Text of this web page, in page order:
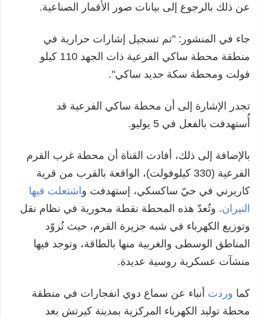
عن ذلك بالرجوع إلى بيانات صور الأقمار الصناعية.
جاء في المنشور: "تم تسجيل إشارات حرارية في
منطقة محطة ساكي الفرعية ذات الجهد 110 كيلو
فولت ومحطة سكة حديد ساكي".
تجدر الإشارة إلى أن محطة ساكي الفرعية قد
أُستهدفت بالفعل في 5 يوليو.
بالإضافة إلى ذلك، أفادت القناة أن محطة غرب القرم
الفرعية (330 كيلوفولت)، الواقعة بالقرب من قرية
كاريرني في حيّ ساكسكي، إستهدفت و اشتعلت فيها
النيران. وتُعدّ هذه المحطة نقطة محورية في نظام نقل
وتوزيع الكهرباء في شبه جزيرة القرم، حيث تُزوّد
المناطق الوسطى والغربية منها بالطاقة، وتوجد فيها
منشآت عسكرية روسية عديدة.
كما وردت أنباء عن سماع دوي انفجارات في منطقة
محطة توليد الكهرباء المركزية بمدينة كيرتش بعد